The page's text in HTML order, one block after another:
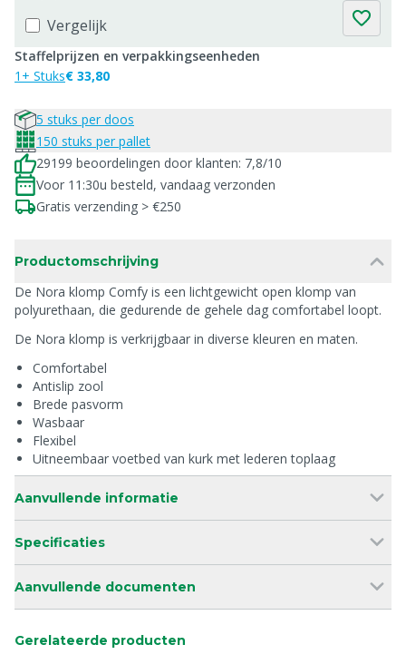
Vergelijk
Staffelprijzen en verpakkingseenheden
1+ Stuks€ 33,80
5 stuks per doos
150 stuks per pallet
29199 beoordelingen door klanten: 7,8/10
Voor 11:30u besteld, vandaag verzonden
Gratis verzending > €250
Productomschrijving
De Nora klomp Comfy is een lichtgewicht open klomp van
polyurethaan, die gedurende de gehele dag comfortabel loopt.
De Nora klomp is verkrijgbaar in diverse kleuren en maten.
Comfortabel
Antislip zool
Brede pasvorm
Wasbaar
Flexibel
Uitneembaar voetbed van kurk met lederen toplaag
Aanvullende informatie
Specificaties
Aanvullende documenten
Gerelateerde producten